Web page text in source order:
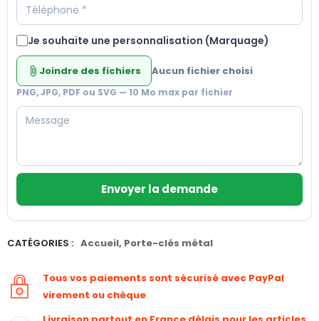
Je souhaite une personnalisation (Marquage)
attach_file Joindre des fichiers Aucun fichier choisi
PNG, JPG, PDF ou SVG — 10 Mo max par fichier
Envoyer la demande
CATÉGORIES : Accueil, Porte-clés métal
Tous vos paiements sont sécurisé avec PayPal
virement ou chèque